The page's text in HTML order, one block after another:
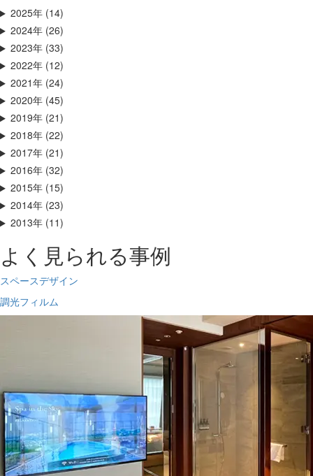
2025年 (14)
2024年 (26)
2023年 (33)
2022年 (12)
2021年 (24)
2020年 (45)
2019年 (21)
2018年 (22)
2017年 (21)
2016年 (32)
2015年 (15)
2014年 (23)
2013年 (11)
よく見られる事例
スペースデザイン
調光フィルム